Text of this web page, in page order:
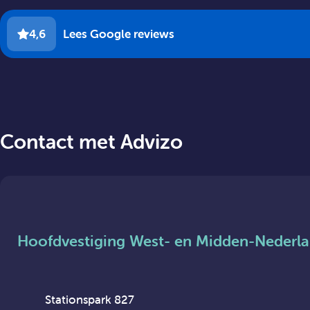
4,6 Lees Google reviews
Contact met Advizo
Hoofdvestiging West- en Midden-
Stationspark 827